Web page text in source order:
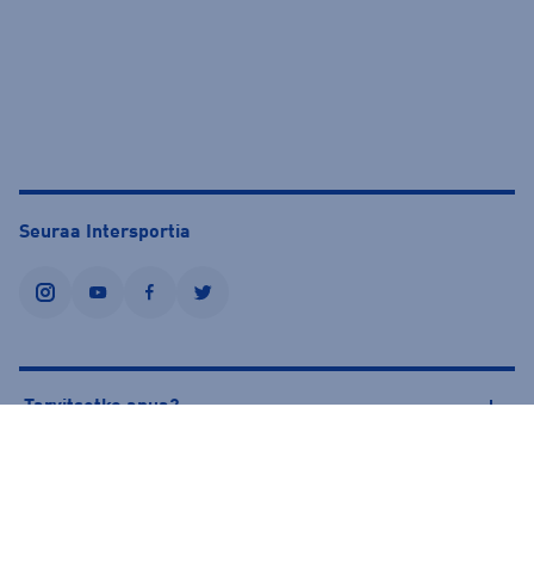
Seuraa Intersportia
instagramyoutubefacebooktwitter
Tarvitsetko apua?